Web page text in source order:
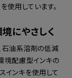
使用しています。
にやさしく
石油系溶剤の低減
境配慮型インキの
インキを使用して